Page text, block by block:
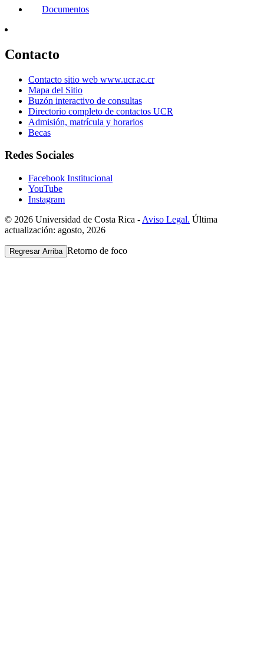
Documentos
Contacto
Contacto sitio web www.ucr.ac.cr
Mapa del Sitio
Buzón interactivo de consultas
Directorio completo de contactos UCR
Admisión, matrícula y horarios
Becas
Redes Sociales
Facebook Institucional
YouTube
Instagram
© 2026 Universidad de Costa Rica - Aviso Legal. Última
actualización: agosto, 2026
Regresar Arriba Retorno de foco